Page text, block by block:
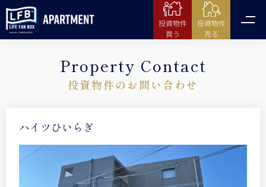
投資物件
買う
投資物件
売る
Property Contact
投資物件のお問い合わせ
ハイツひいらぎ